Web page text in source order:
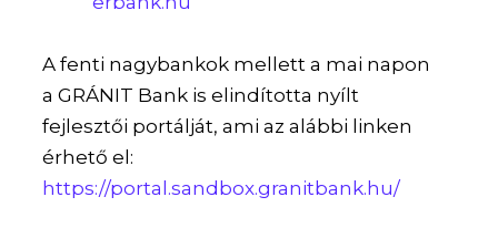
A fenti nagybankok mellett a mai napon
a GRÁNIT Bank is elindította nyílt
fejlesztői portálját, ami az alábbi linken
érhető el:
https://portal.sandbox.granitbank.hu/